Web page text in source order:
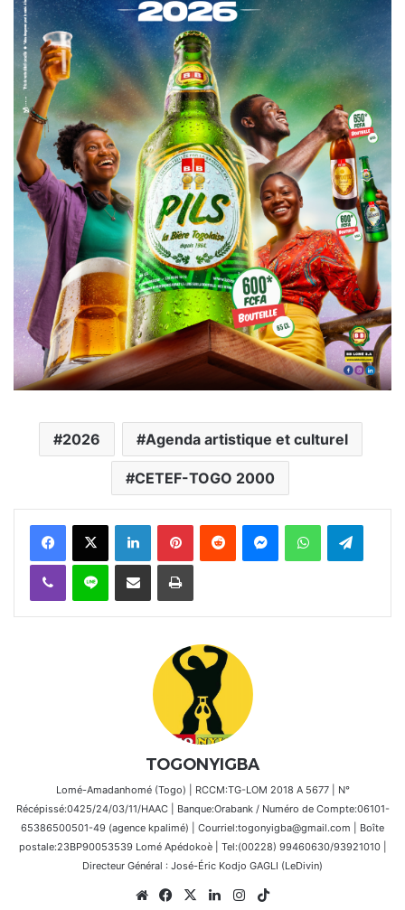
2026 Agenda artistique et culturel
CETEF-TOGO 2000
FacebookX Linkedin PinterestReddit MessengerWhatsAppTelegram
Viber Ligne Partager par email Imprimer
TOGONYIGBA
Lomé-Amadanhomé (Togo) | RCCM:TG-LOM 2018 A 5677 | N°
Récépissé:0425/24/03/11/HAAC | Banque:Orabank / Numéro de Compte:06101-
65386500501-49 (agence kpalimé) | Courriel:togonyigba@gmail.com | Boîte
postale:23BP90053539 Lomé Apédokoè | Tel:(00228) 99460630/93921010 |
Directeur Général : José-Éric Kodjo GAGLI (LeDivin)
WebsiteFacebook
X LinkedinInstagram